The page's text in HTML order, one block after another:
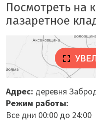
Посмотреть на
лазаретное
Адрес: деревня
Режим работы:
Все дни 00:00 до 24:00